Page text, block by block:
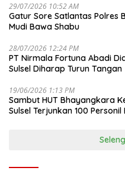
29/07/2026 10:52 AM
Gatur Sore Satlantas Polres
Mudi Bawa Shabu
28/07/2026 12:24 PM
PT Nirmala Fortuna Abadi
Sulsel Diharap Turun Tangan
19/06/2026 1:13 PM
Sambut HUT Bhayangkara
Sulsel Terjunkan 100